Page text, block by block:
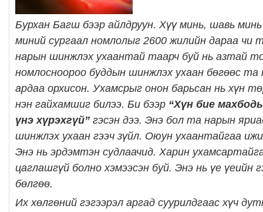
Бурхан Багш бээр айлдруун. Хүү минь, шавь
миний сургаал номлолыг 2600 жилийн дараа чи
нарын шинжлэх ухаантай таарч буй нь азтай
номлосноороо буддын шинжлэх ухаан бөгөөс та
ардаа орхисон. Ухамсрыг онон барьсан нь хүн
нэн гайхамшиг билээ. Би бээр “Хүн бие
үнэ хүрэхгүй” гэсэн дээ. Энэ бол та нарын
шинжлэх ухаан гээч зүйл. Оюун ухаантайгаа
Энэ нь эрдэмтэн судлаачид. Харин
цаглашгүй болно хэмээсэн буй. Энэ нь үе үеийн
бөлгөө.
Их хөлгөний гэгээрэл аргад суурилдгаас хүч